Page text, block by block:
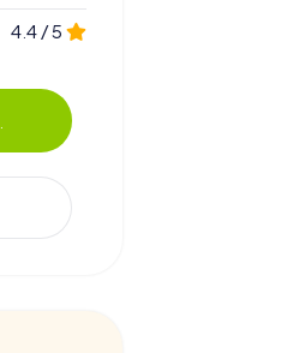
4.4 / 5